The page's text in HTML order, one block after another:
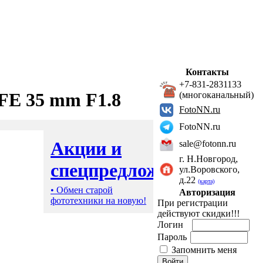
35 mm F1.8
Акции и
спецпредложения
• Обмен старой
фототехники на новую!
Контакты
+7-831-2831133
(многоканальный)
FotoNN.ru
FotoNN.ru
sale@fotonn.ru
г. Н.Новгород,
ул.Воровского,
д.22 (карта)
Авторизация
При регистрации
действуют скидки!!!
Логин
Пароль
Запомнить меня